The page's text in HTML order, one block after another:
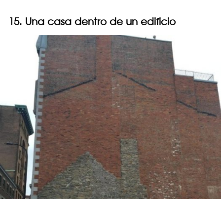
15. Una casa dentro de un edificio